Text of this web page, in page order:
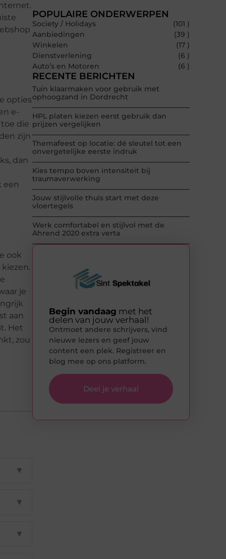
opties
e-
die
zijn
dan
een
ook
je
aan
Het
zou
▼
▼
▼
POPULAIRE ONDERWERPEN
Society / Holidays
(101 )
Aanbiedingen
(39 )
Winkelen
(17 )
Dienstverlening
(6 )
Auto’s en Motoren
(6 )
RECENTE BERICHTEN
Tuin klaarmaken voor gebruik met
ophoogzand in Dordrecht
HPL platen kiezen eerst gebruik dan
prijzen vergelijken
Themafeest op locatie: dé sleutel tot een
onvergetelijke eerste indruk
Kies tempo boven intensiteit bij
traumaverwerking
Jouw stijlvolle thuis start met deze
vloertegels
Werk comfortabel en stijlvol met de
Ahrend 2020 extra verta
Begin vandaag met het
delen van jouw verhaal!
Ontmoet andere schrijvers, vind
nieuwe lezers en geef jouw
content een plek. Registreer en
blog mee op ons platform.
Deel je verhaal